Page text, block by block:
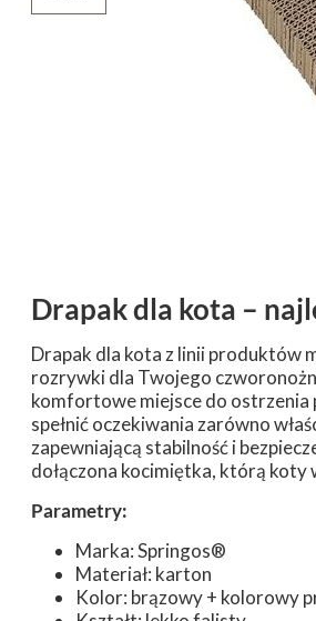
Drapak dla kota –
Drapak dla kota z linii produktów
rozrywki dla Twojego
komfortowe miejsce do ostrzenia
spełnić oczekiwania zarówno
zapewniającą stabilność i
dołączona kocimiętka, którą koty
Parametry:
Marka: Springos®
Materiał: karton
Kolor: brązowy + kolorowy